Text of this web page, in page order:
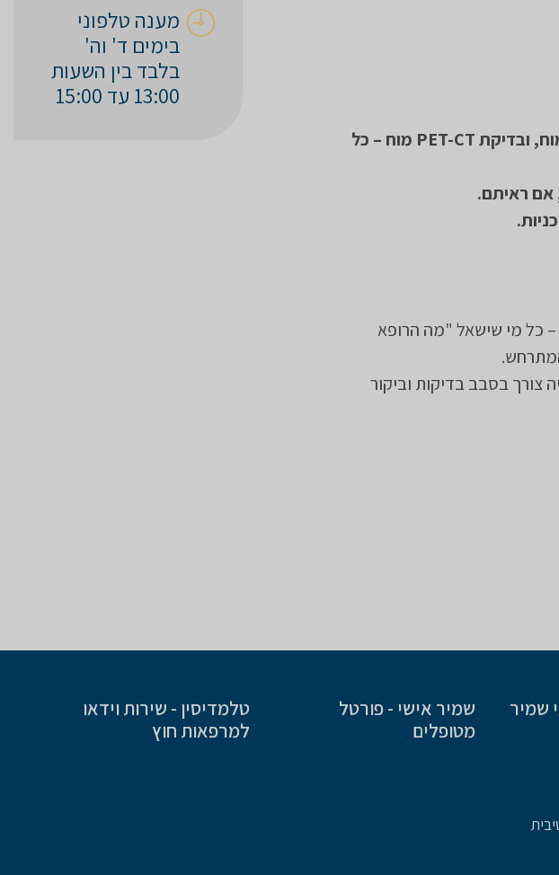
ב. דיסקים + פענוח רשמי של: בדיקת MRI מוח, CT מוח, ובדיקת PET-CT מוח – כל
אם ראיתם.
– כל מי שישאל "מה הרופא
צורך בסבב בדיקות וביקור
מענה טלפוני
בימים ד' וה'
בלבד בין השעות
13:00 עד 15:00
שמיר
שמיר אישי - פורטל
מטופלים
טלמדיסין - שירות וידאו
למרפאות חוץ